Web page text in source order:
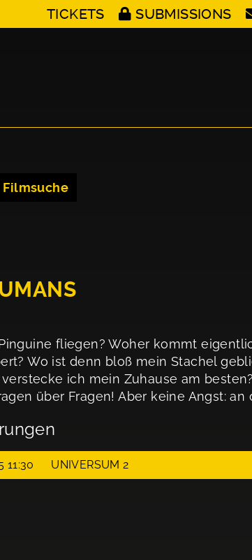
TICKETS SUBMISSIONS
Filmsuche
fliegen? Woher kommt
Wo ist denn bloß mein Stachel
verstecke ich mein Zuhause am
über Fragen! Aber keine Angst:
11:30 UNIVERSUM 2